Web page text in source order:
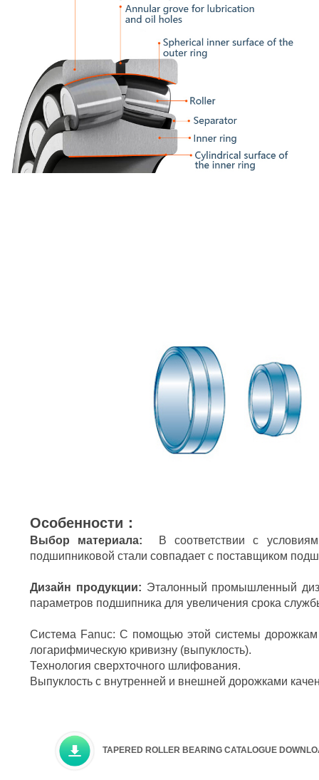
Особенности：
Выбор материала:
В соответствии с
подшипниковой стали совпадает с поставщиком
Дизайн продукции: Эталонный промышленный
параметров подшипника для увеличения срока
Система Fanuc: С помощью этой системы дорожкам
логарифмическую кривизну (выпуклость).
Технология сверхточного шлифования.
Выпуклость с внутренней и внешней дорожками
TAPERED ROLLER BEARING CATALOGUE